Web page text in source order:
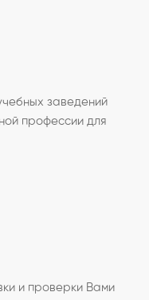
заведений
профессии для
и проверки Вами